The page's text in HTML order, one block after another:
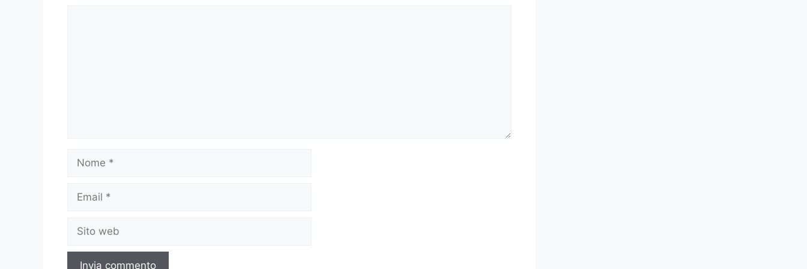
Nome
Email
Sito
web